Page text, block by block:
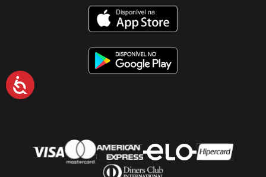
Acessibilidade